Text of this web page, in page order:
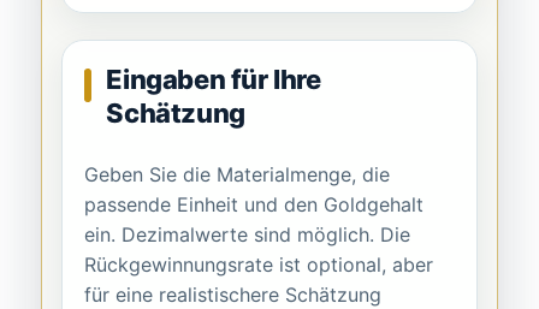
Eingaben für Ihre
Schätzung
Geben Sie die Materialmenge, die
passende Einheit und den Goldgehalt
ein. Dezimalwerte sind möglich. Die
Rückgewinnungsrate ist optional, aber
für eine realistischere Schätzung